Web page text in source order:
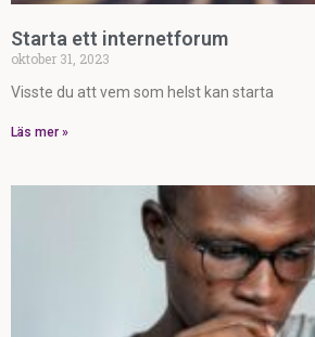
Starta ett internetforum
oktober 31, 2023
Visste du att vem som helst kan starta
Läs mer »